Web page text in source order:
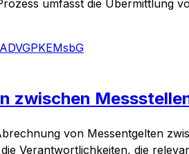
umfasst die Übermittlung
GPKEMsbG
zwischen
von Messentgelten
Verantwortlichkeiten, die